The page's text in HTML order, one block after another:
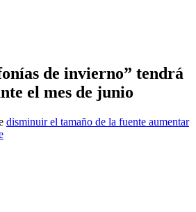
de invierno” tendrá
el mes de junio
disminuir el tamaño de la fuente aumentar